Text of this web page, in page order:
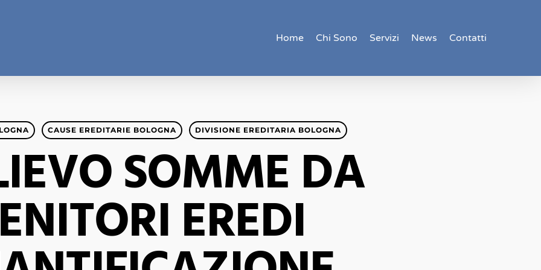
Home Chi Sono Servizi News Contatti
CAUSE EREDITARIE BOLOGNA DIVISIONE EREDITARIA BOLOGNA
SOMME DA
EREDI